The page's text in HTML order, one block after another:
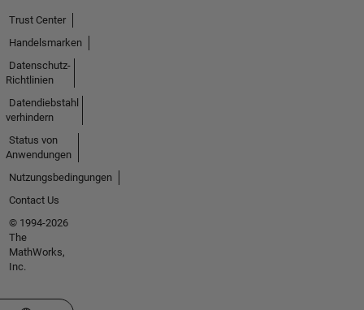
Trust Center
Handelsmarken
Datenschutz-
Richtlinien
Datendiebstahl
verhindern
Status von
Anwendungen
Nutzungsbedingungen
Contact Us
© 1994-2026
The
MathWorks,
Inc.